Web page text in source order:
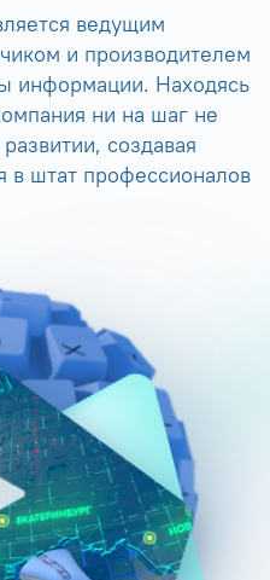
ведущим
и производителем
информации. Находясь
ни на шаг не
создавая
в штат профессионалов